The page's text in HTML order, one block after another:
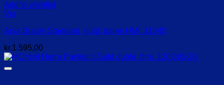
Add to wishlist
Vis
Arsa Braille Standard, guld, dame HMI. 11545
kr.1.595,00